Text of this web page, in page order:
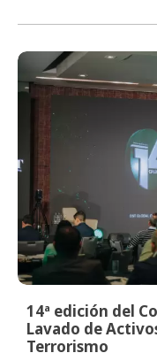
14ª edición del
Lavado de
Terrorismo